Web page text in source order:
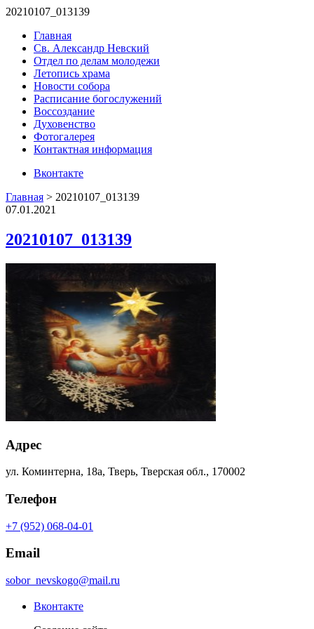
20210107_013139
Главная
Св. Александр Невский
Отдел по делам молодежи
Летопись храма
Новости собора
Расписание богослужений
Воссоздание
Духовенство
Фотогалерея
Контактная информация
Вконтакте
Главная > 20210107_013139
07.01.2021
20210107_013139
Адрес
ул. Коминтерна, 18а, Тверь, Тверская обл., 170002
Телефон
+7 (952) 068-04-01
Email
sobor_nevskogo@mail.ru
Вконтакте